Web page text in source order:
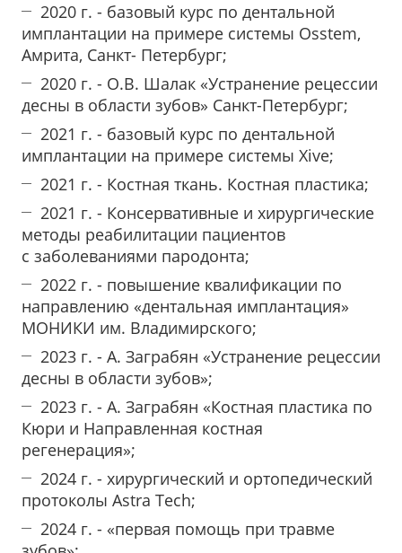
2020 г. - базовый курс по дентальной
имплантации на примере системы Osstem,
Амрита, Санкт- Петербург;
2020 г. - О.В. Шалак «Устранение рецессии
десны в области зубов» Санкт-Петербург;
2021 г. - базовый курс по дентальной
имплантации на примере системы Xive;
2021 г. - Костная ткань. Костная пластика;
2021 г. - Консервативные и хирургические
методы реабилитации пациентов
с заболеваниями пародонта;
2022 г. - повышение квалификации по
направлению «дентальная имплантация»
МОНИКИ им. Владимирского;
2023 г. - А. Заграбян «Устранение рецессии
десны в области зубов»;
2023 г. - А. Заграбян «Костная пластика по
Кюри и Направленная костная
регенерация»;
2024 г. - хирургический и ортопедический
протоколы Astra Tech;
2024 г. - «первая помощь при травме